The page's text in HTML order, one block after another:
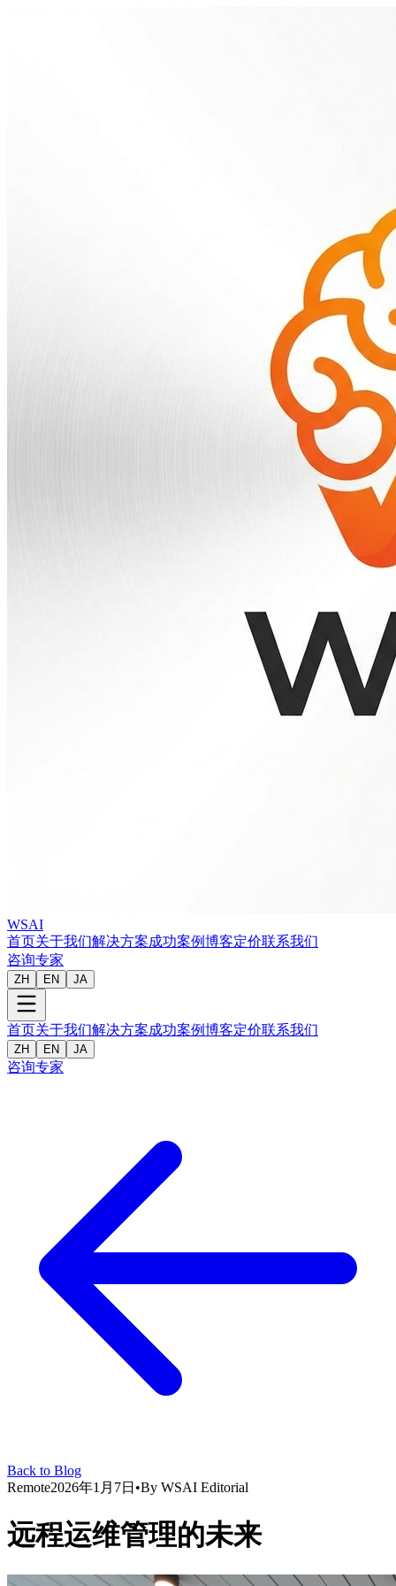
WSAI
首页关于我们解决方案成功案例博客定价联系我们
咨询专家
ZH EN JA
首页关于我们解决方案成功案例博客定价联系我们
ZH EN JA
咨询专家
Back to Blog
Remote2026年1月7日 •By WSAI Editorial
远程运维管理的未来